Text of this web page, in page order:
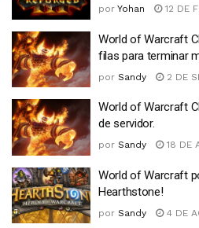
por Yohan 12 DE
World of Warcraft
filas para terminar
por Sandy 2 DE
World of Warcraft
de servidor.
por Sandy 18 DE
World of Warcraft
Hearthstone!
por Sandy 4 DE